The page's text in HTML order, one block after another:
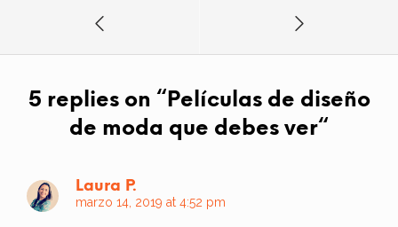
5 replies on “ Películas de diseño
de moda que debes ver“
Laura P.
marzo 14, 2019 at 4:52 pm